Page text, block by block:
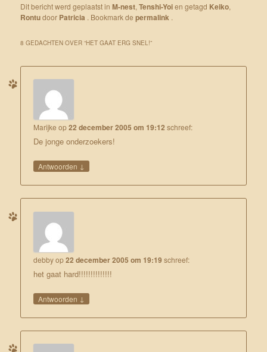
Dit bericht werd geplaatst inM-nest,Tenshi-Yoien getagd Keiko,
Rontudoor Patricia . Bookmark depermalink .
8 GEDACHTEN OVER “HET GAAT ERG SNEL!”
Marijke op22 december 2005 om 19:12 schreef:
De jonge onderzoekers!
Antwoorden ↓
debbyop22 december 2005 om 19:19 schreef:
het gaat hard!!!!!!!!!!!!!!
Antwoorden ↓